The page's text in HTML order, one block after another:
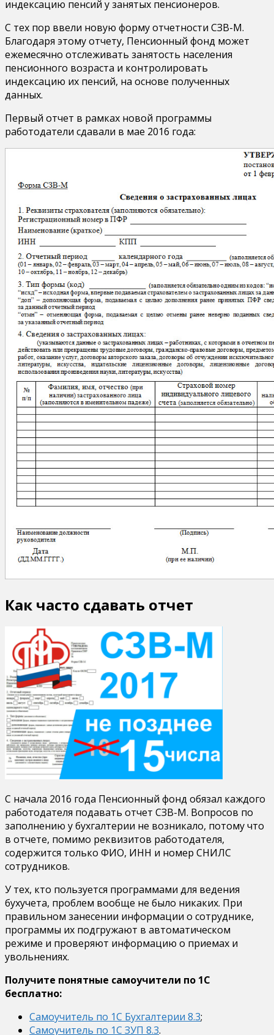
индексацию пенсий у занятых пенсионеров.
С тех пор ввели новую форму отчетности СЗВ-М.
Благодаря этому отчету, Пенсионный фонд может
ежемесячно отслеживать занятость населения
пенсионного возраста и контролировать
индексацию их пенсий, на основе полученных
данных.
Первый отчет в рамках новой программы
работодатели сдавали в мае 2016 года:
Как часто сдавать отчет
С начала 2016 года Пенсионный фонд обязал каждого
работодателя подавать отчет СЗВ-М. Вопросов по
заполнению у бухгалтерии не возникало, потому что
в отчете, помимо реквизитов работодателя,
содержится только ФИО, ИНН и номер СНИЛС
сотрудников.
У тех, кто пользуется программами для ведения
бухучета, проблем вообще не было никаких. При
правильном занесении информации о сотруднике,
программы их подгружают в автоматическом
режиме и проверяют информацию о приемах и
увольнениях.
Получите понятные самоучители по 1С
бесплатно:
Самоучитель по 1С Бухгалтерии 8.3;
Самоучитель по 1С ЗУП 8.3.